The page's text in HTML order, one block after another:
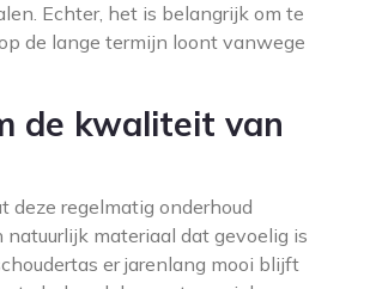
Echter, het is belangrijk om te
de lange termijn loont vanwege
de kwaliteit van
deze regelmatig onderhoud
materiaal dat gevoelig is
er jarenlang mooi blijft